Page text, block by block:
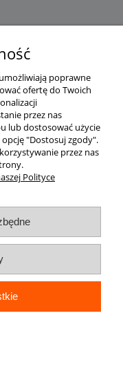
poprawne
ofertę do Twoich
przez nas
lub dostosować użycie
"Dostosuj zgody".
przez nas
Polityce